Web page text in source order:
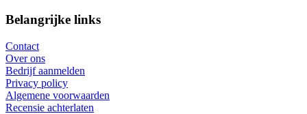
Belangrijke links
Contact
Over ons
Bedrijf aanmelden
Privacy policy
Algemene voorwaarden
Recensie achterlaten